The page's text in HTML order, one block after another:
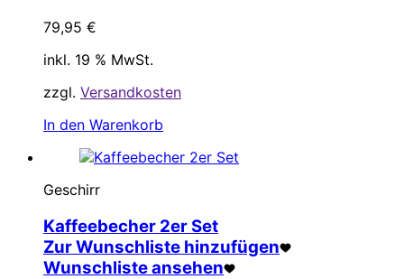
79,95 €
inkl. 19 % MwSt.
zzgl. Versandkosten
In den Warenkorb
Geschirr
Kaffeebecher 2er Set
Zur Wunschliste hinzufügen
Wunschliste ansehen